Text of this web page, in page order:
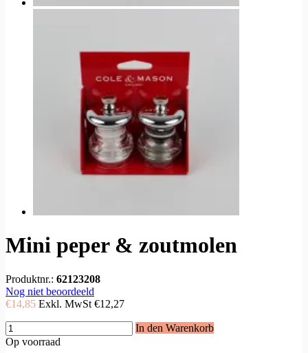
Mini peper & zoutmolen
Produktnr.: 62123208
Nog niet beoordeeld
€14,85 Exkl. MwSt €12,27
In den Warenkorb
Op voorraad